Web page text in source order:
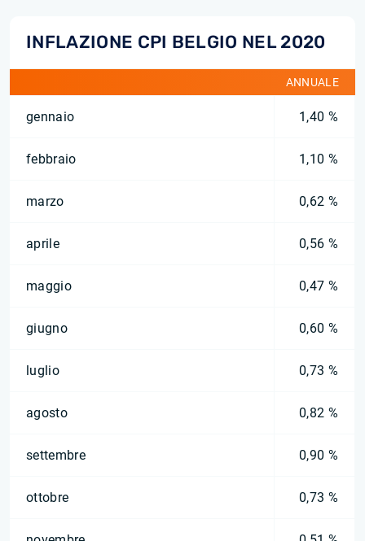
INFLAZIONE CPI BELGIO NEL 2020
ANNUALE
gennaio 1,40 %
febbraio 1,10 %
marzo 0,62 %
aprile 0,56 %
maggio 0,47 %
giugno 0,60 %
luglio 0,73 %
agosto 0,82 %
settembre 0,90 %
ottobre 0,73 %